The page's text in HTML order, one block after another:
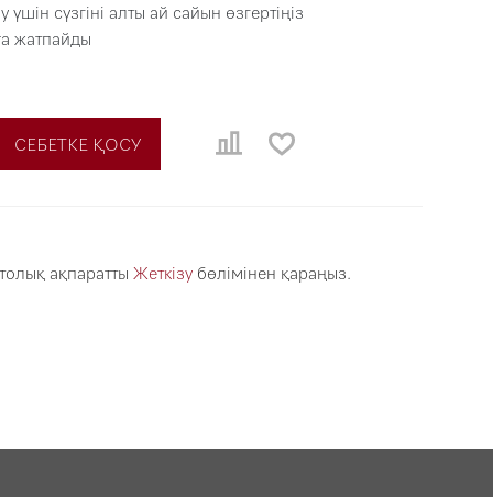
үшін сүзгіні алты ай сайын өзгертіңіз
жатпайды
СЕБЕТКЕ ҚОСУ
ақпаратты Жеткізубөлімінен қараңыз.